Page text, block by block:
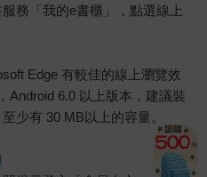
務「我的e書櫃」，點選線上
Edge 有較佳的線上瀏覽效
Android 6.0 以上版本，建議裝
少有 30 MB以上的容量。